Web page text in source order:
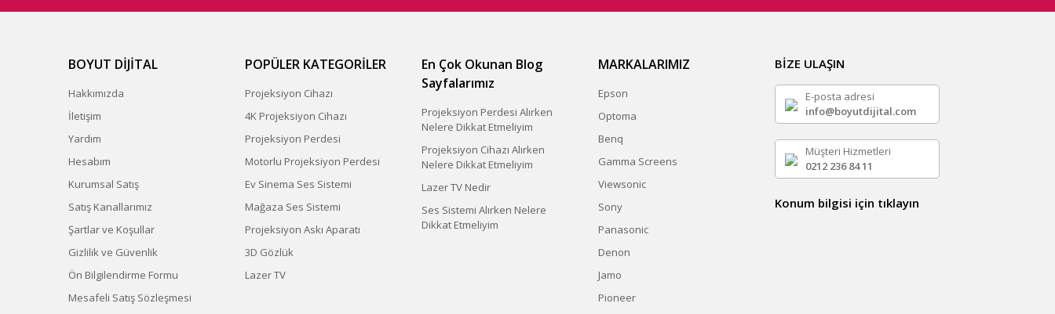
BOYUT DİJİTAL
Hakkımızda
İletişim
Yardım
Hesabım
Kurumsal Satış
Satış Kanallarımız
Şartlar ve Koşullar
Gizlilik ve Güvenlik
Ön Bilgilendirme Formu
Mesafeli Satış Sözleşmesi
POPÜLER KATEGORİLER
Projeksiyon Cihazı
4K Projeksiyon Cihazı
Projeksiyon Perdesi
Motorlu Projeksiyon Perdesi
Ev Sinema Ses Sistemi
Mağaza Ses Sistemi
Projeksiyon Askı Aparatı
3D Gözlük
Lazer TV
En Çok Okunan Blog
Sayfalarımız
Projeksiyon Perdesi Alırken
Nelere Dikkat Etmeliyim
Projeksiyon Cihazı Alırken
Nelere Dikkat Etmeliyim
Lazer TV Nedir
Ses Sistemi Alırken Nelere
Dikkat Etmeliyim
MARKALARIMIZ
Epson
Optoma
Benq
Gamma Screens
Viewsonic
Sony
Panasonic
Denon
Jamo
Pioneer
BİZE ULAŞIN
E-posta adresi
info@boyutdijital.com
Müşteri Hizmetleri
0212 236 84 11
Konum bilgisi için tıklayın